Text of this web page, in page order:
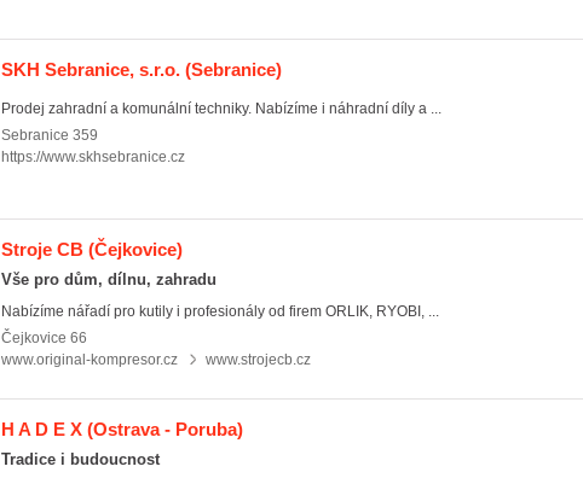
SKH Sebranice, s.r.o. (Sebranice)
Prodej zahradní a komunální techniky. Nabízíme i náhradní díly a ...
Sebranice 359
https://www.skhsebranice.cz
Stroje CB (Čejkovice)
Vše pro dům, dílnu, zahradu
Nabízíme nářadí pro kutily i profesionály od firem ORLIK, RYOBI, ...
Čejkovice 66
www.original-kompresor.cz
www.strojecb.cz
H A D E X (Ostrava - Poruba)
Tradice i budoucnost